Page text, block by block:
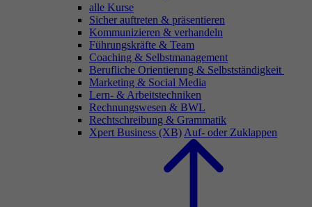
alle Kurse
Sicher auftreten & präsentieren
Kommunizieren & verhandeln
Führungskräfte & Team
Coaching & Selbstmanagement
Berufliche Orientierung & Selbstständigkeit
Marketing & Social Media
Lern- & Arbeitstechniken
Rechnungswesen & BWL
Rechtschreibung & Grammatik
Xpert Business (XB) Auf- oder Zuklappen